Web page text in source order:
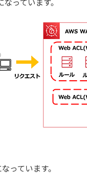
っています。